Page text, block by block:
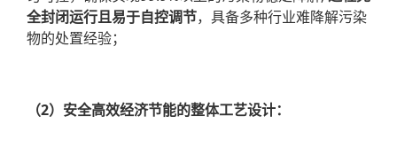
全封闭运行且易于自控调节，具备多种行业难降解污染
物的处置经验；
（2）安全高效经济节能的整体工艺设计：